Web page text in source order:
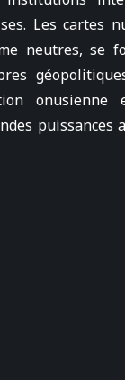
Les cartes
neutres, se
puissances